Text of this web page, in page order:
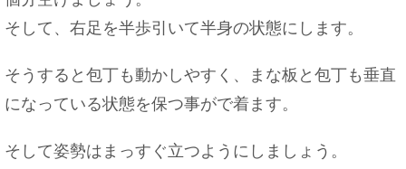
舌にピアスをあける心理がわからない！その理由と
は・・・
そして、右足を半歩引いて半身の状態にします。
そうすると包丁も動かしやすく、まな板と包丁も垂直
になっている状態を保つ事がで着ます。
そして姿勢はまっすぐ立つようにしましょう。